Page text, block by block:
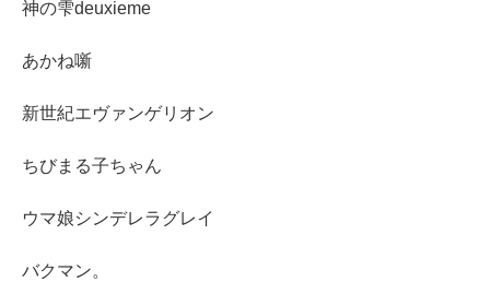
神の雫deuxieme
あかね噺
新世紀エヴァンゲリオン
ちびまる子ちゃん
ウマ娘シンデレラグレイ
バクマン。